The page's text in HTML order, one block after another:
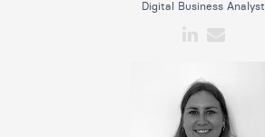
Digital Business Analyst